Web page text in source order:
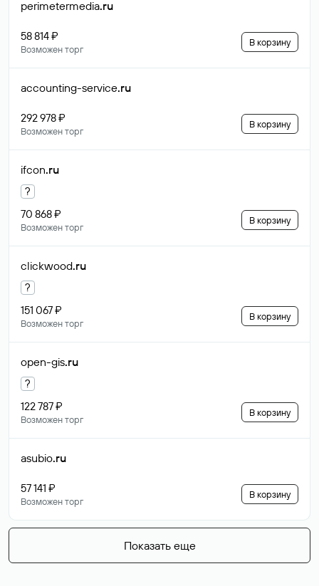
perimetermedia.ru
58 814 ₽
Возможен торг
В корзину
accounting-service.ru
292 978 ₽
Возможен торг
В корзину
ifcon.ru
?
70 868 ₽
Возможен торг
В корзину
clickwood.ru
?
151 067 ₽
Возможен торг
В корзину
open-gis.ru
?
122 787 ₽
Возможен торг
В корзину
asubio.ru
57 141 ₽
Возможен торг
В корзину
Показать еще